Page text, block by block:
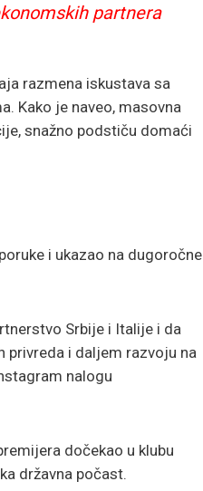
partnera
razmena iskustava sa
Kako je naveo, masovna
snažno podstiču domaći
i ukazao na dugoročne
Srbije i Italije i da
privreda i daljem razvoju na
nalogu
dočekao u klubu
državna počast.